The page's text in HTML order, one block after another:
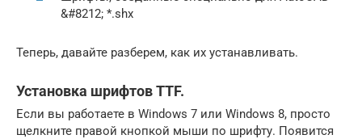
&#8212; *.shx
Теперь, давайте разберем, как их устанавливать.
Установка шрифтов TTF.
Если вы работаете в Windows 7 или Windows 8, просто
щелкните правой кнопкой мыши по шрифту. Появится